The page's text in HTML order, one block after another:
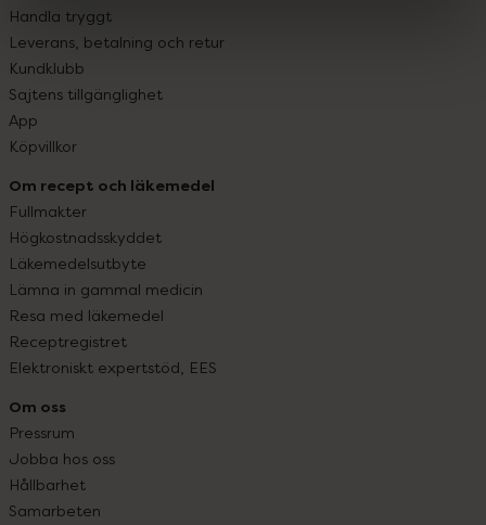
Handla tryggt
Leverans, betalning och retur
Kundklubb
Sajtens tillgänglighet
App
Köpvillkor
Om recept och läkemedel
Fullmakter
Högkostnadsskyddet
Läkemedelsutbyte
Lämna in gammal medicin
Resa med läkemedel
Receptregistret
Elektroniskt expertstöd, EES
Om oss
Pressrum
Jobba hos oss
Hållbarhet
Samarbeten